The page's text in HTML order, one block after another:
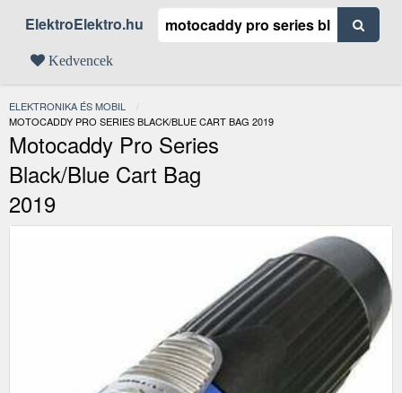
ElektroElektro.hu
Kedvencek
ELEKTRONIKA ÉS MOBIL
JELENLEGI:
MOTOCADDY PRO SERIES BLACK/BLUE CART BAG 2019
Motocaddy Pro Series
Black/Blue Cart Bag
2019